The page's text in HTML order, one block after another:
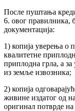
После пуштања
6. овог правилника,
документација:
1) копија уверења о
квалитетне
приплодна грла, а за
из земље извозника;
2) копија
живине издатог од
оригинал потврде